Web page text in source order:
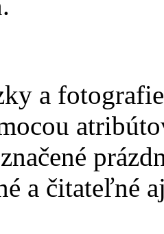
a
a čitateľné